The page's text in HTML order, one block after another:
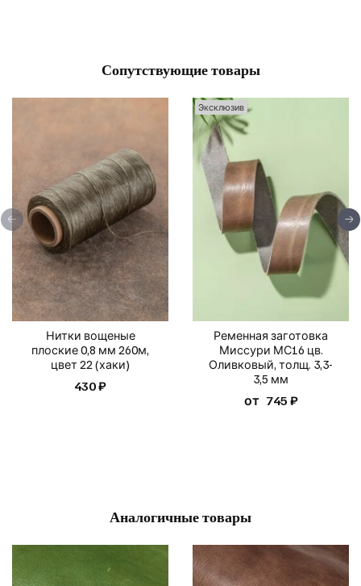
Сопутствующие товары
Нитки вощеные
плоские 0,8 мм 260м,
цвет 22 (хаки)
430 ₽
Эксклюзив
Ременная заготовка
Миссури МС16 цв.
Оливковый, толщ. 3,3-
3,5 мм
от 745 ₽
Аналогичные товары